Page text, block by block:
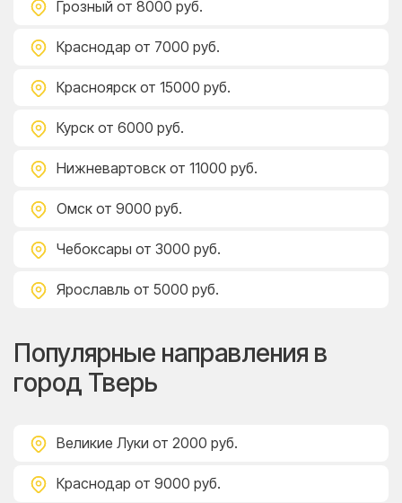
Грозный от 8000 руб.
Краснодар от 7000 руб.
Красноярск от 15000 руб.
Курск от 6000 руб.
Нижневартовск от 11000 руб.
Омск от 9000 руб.
Чебоксары от 3000 руб.
Ярославль от 5000 руб.
Популярные направления в
город Тверь
Великие Луки от 2000 руб.
Краснодар от 9000 руб.